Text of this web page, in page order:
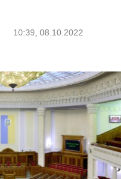
10:39, 08.10.2022